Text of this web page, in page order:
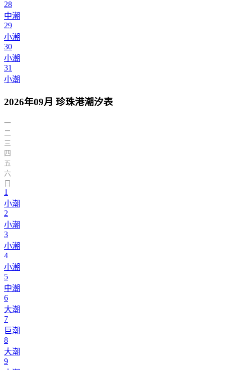
28
中潮
29
小潮
30
小潮
31
小潮
2026年09月 珍珠港潮汐表
一
二
三
四
五
六
日
1
小潮
2
小潮
3
小潮
4
小潮
5
中潮
6
大潮
7
巨潮
8
大潮
9